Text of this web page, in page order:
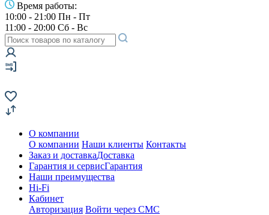
Время работы:
10:00 - 21:00 Пн - Пт
11:00 - 20:00 Сб - Вс
О компании
О компании Наши клиенты Контакты
Заказ и доставкаДоставка
Гарантия и сервисГарантия
Наши преимущества
Hi-Fi
Кабинет
Авторизация Войти через СМС